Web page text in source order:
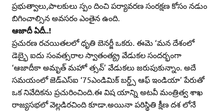
ప్రభుత్వాలు,పాలకులు స్పం దించి పర్యావరణ సంరక్షణ కోసం నడుం
బిగించాల్సిన అవసరం ఎంతైన ఉంది.
ఆజాదీ ఏదీ..!
ప్రచురణ రచయితలలో ధృతి బెనర్జీ ఒకరు. ఈమె ‘మన దేశంలో
డెబ్భై ఐదు సంవత్సరాల స్వాతంత్య్ర వేడుకల సందర్భంగా
‘ఆజాదీకా అమృత్‌ మహో త్సవ్‌’ వేడుకలు జరుపుకున్నాం. అదే
సమయంలో జెడ్‌ఎస్‌ఐ ‘75ఎండిమిక్‌ బర్డ్స్‌ ఆఫ్‌ ఇండియా’ పేరుతో
ఒక నివేదికను ప్రచురించింది.ఈ విష యాన్ని అటవీ మంత్రిత్వ శాఖ
రాజ్యసభలో వెల్లడిరచింది కూడా.అయినా పరిస్థితి క్షీణ దశ లోనే